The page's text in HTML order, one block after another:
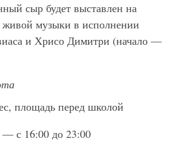
сыр будет выставлен на
живой музыки в исполнении
и Хрисо Димитри (начало —
площадь перед школой
— с 16:00 до 23:00